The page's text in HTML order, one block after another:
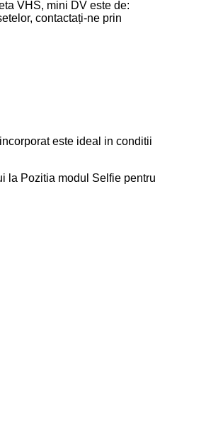
este ideal in conditii
la Pozitia modul Selfie pentru